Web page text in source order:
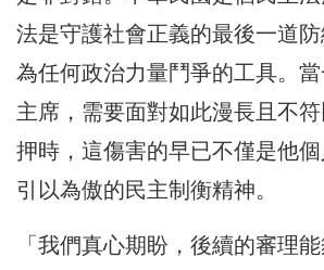
法是守護社會正義的最後一道
為任何政治力量鬥爭的工具。
主席，需要面對如此漫長且不
押時，這傷害的早已不僅是他
引以為傲的民主制衡精神。
「我們真心期盼，後續的審理